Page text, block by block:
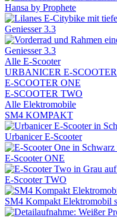
Hansa by Prophete
Geniesser 3.3
Geniesser 3.3
Alle E-Scooter
URBANICER E-SCOOTER
E-SCOOTER ONE
E-SCOOTER TWO
Alle Elektromobile
SM4 KOMPAKT
Urbanicer E-Scooter
E-Scooter ONE
E-Scooter TWO
SM4 Kompakt Elektromobil